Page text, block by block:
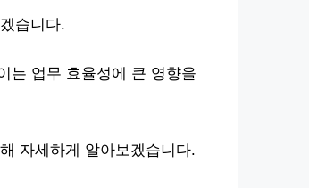
습니다.
는 업무 효율성에 큰 영향을
자세하게 알아보겠습니다.